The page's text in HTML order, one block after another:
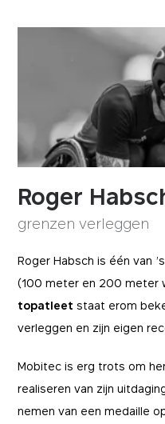
Roger
grenzen verleggen
Roger Habsch is één van
(100 meter en 200 meter
topatleet staat erom
verleggen en zijn eigen
Mobitec is erg trots om
realiseren van zijn
nemen van een medaille